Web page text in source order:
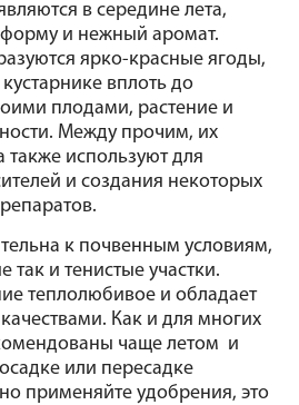
в середине лета,
и нежный аромат.
ярко-красные ягоды,
вплоть до
плодами, растение и
Между прочим, их
используют для
и создания некоторых
к почвенным условиям,
так и тенистые участки.
теплолюбивое и обладает
Как и для многих
чаще летом  и
или пересадке
применяйте удобрения, это